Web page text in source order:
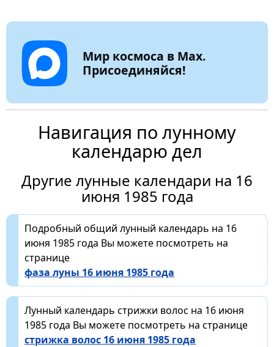
Мир космоса в Max.
Присоединяйся!
Навигация по лунному
календарю дел
Другие лунные календари на 16
июня 1985 года
Подробный общий лунный календарь на 16
июня 1985 года Вы можете посмотреть на
странице
фаза луны 16 июня 1985 года
Лунный календарь стрижки волос на 16 июня
1985 года Вы можете посмотреть на странице
стрижка волос 16 июня 1985 года